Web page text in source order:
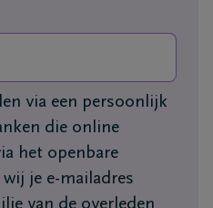
via een persoonlijk
die online
het openbare
je e-mailadres
van de overleden